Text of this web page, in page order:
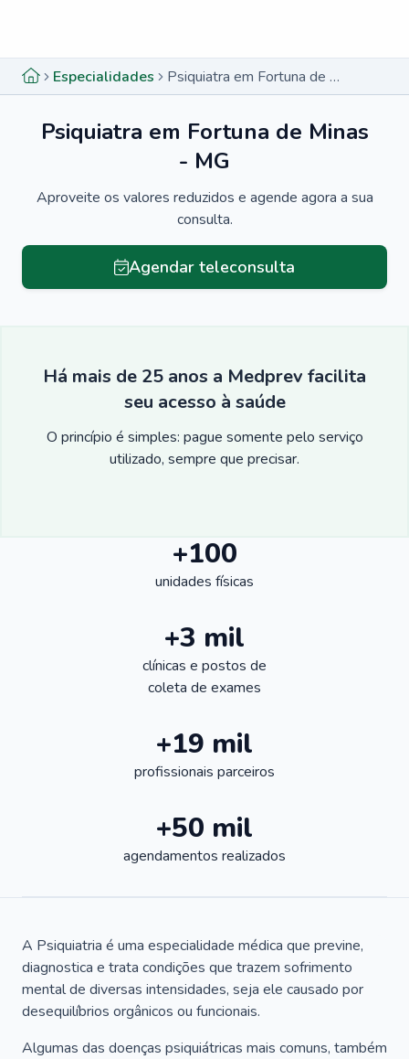
Especialidades Psiquiatra em Fortuna de Minas - MG
Psiquiatra em Fortuna de Minas
- MG
Aproveite os valores reduzidos e agende agora a sua
consulta.
Agendar teleconsulta
Há mais de 25 anos a Medprev facilita
seu acesso à saúde
O princípio é simples: pague somente pelo serviço
utilizado, sempre que precisar.
+100
unidades físicas
+3 mil
clínicas e postos de
coleta de exames
+19 mil
profissionais parceiros
+50 mil
agendamentos realizados
A Psiquiatria é uma especialidade médica que previne,
diagnostica e trata condições que trazem sofrimento
mental de diversas intensidades, seja ele causado por
desequilíbrios orgânicos ou funcionais.
Algumas das doenças psiquiátricas mais comuns, também